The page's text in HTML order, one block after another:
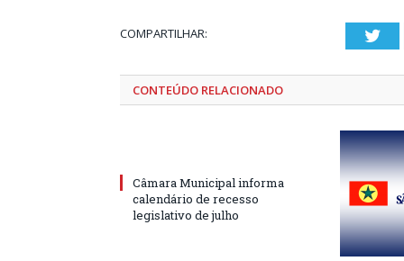
COMPARTILHAR:
CONTEÚDO RELACIONADO
Câmara Municipal informa
calendário de recesso
legislativo de julho